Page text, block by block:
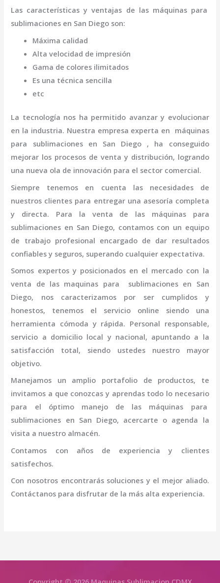
Las características y ventajas de las máquinas para
sublimaciones en San Diego son:
Máxima calidad
Alta velocidad de impresión
Gama de colores ilimitados
Es una técnica sencilla
etc
La tecnología nos ha permitido avanzar y evolucionar
en la industria. Nuestra empresa experta en máquinas
para sublimaciones en San Diego , ha conseguido
mejorar los procesos de venta y distribución, logrando
una nueva ola de innovación para el sector comercial.
Siempre tenemos en cuenta las necesidades de
nuestros clientes para entregar una asesoría completa
y directa. Para la venta de las máquinas para
sublimaciones en San Diego, contamos con un equipo
de trabajo profesional encargado de dar resultados
confiables y seguros, superando cualquier expectativa.
Somos expertos y posicionados en el mercado con la
venta de las maquinas para sublimaciones en San
Diego, nos caracterizamos por ser cumplidos y
honestos, tenemos el servicio online siendo una
herramienta cómoda y rápida. Personal responsable,
servicio a domicilio local y nacional, apuntando a la
satisfacción total, siendo ustedes nuestro mayor
objetivo.
Manejamos un amplio portafolio de productos, te
invitamos a que conozcas y aprendas todo lo necesario
para el óptimo manejo de las máquinas para
sublimaciones en San Diego, acercarte o agenda la
visita a nuestro almacén.
Contamos con años de experiencia y clientes
satisfechos.
Con nosotros encontrarás soluciones y el mejor aliado.
Contáctanos para disfrutar de la más alta experiencia.